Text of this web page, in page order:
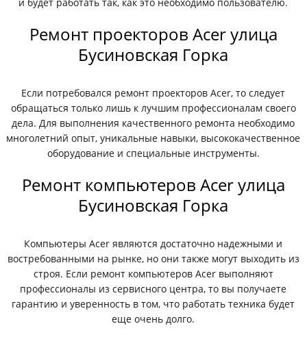
Ремонт проекторов Acer улица
Бусиновская Горка
Если потребовался ремонт проекторов Acer, то следует
обращаться только лишь к лучшим профессионалам своего
дела. Для выполнения качественного ремонта необходимо
многолетний опыт, уникальные навыки, высококачественное
оборудование и специальные инструменты.
Ремонт компьютеров Acer улица
Бусиновская Горка
Компьютеры Acer являются достаточно надежными и
востребованными на рынке, но они также могут выходить из
строя. Если ремонт компьютеров Acer выполняют
профессионалы из сервисного центра, то вы получаете
гарантию и уверенность в том, что работать техника будет
еще очень долго.